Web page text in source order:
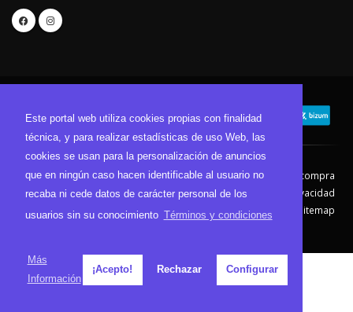
Este portal web utiliza cookies propias con finalidad
técnica, y para realizar estadísticas de uso Web, las
cookies se usan para la personalización de anuncios
que en ningún caso hacen identificable al usuario no
recaba ni cede datos de carácter personal de los
usuarios sin su conocimiento Términos y condiciones
Más
Información
¡Acepto! Rechazar Configurar
Contacto Aviso Legal
Condiciones de compra
Política de envíos
Política de devolución
Política de Privacidad
Política de Cookies
Sitemap